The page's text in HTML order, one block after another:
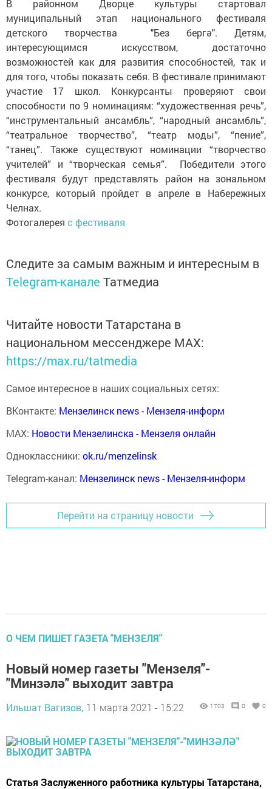
В районном Дворце культуры стартовал
муниципальный этап национального фестиваля
детского творчества
"Без бергә". Детям,
интересующимся искусством, достаточно
возможностей как для развития способностей, так и
для того, чтобы показать себя. В фестивале принимают
участие 17 школ. Конкурсанты проверяют свои
способности по 9 номинациям: “художественная речь”,
“инструментальный ансамбль”, “народный ансамбль”,
“театральное творчество”, “театр моды”, “пение”,
“танец”. Также существуют номинации “творчество
учителей” и “творческая семья”. Победители этого
фестиваля будут представлять район на зональном
конкурсе, который пройдет в апреле в Набережных
Челнах.
Фотогалерея с фестиваля
Следите за самым важным и интересным в
Telegram-канале Татмедиа
Читайте новости Татарстана в
национальном мессенджере MАХ:
https://max.ru/tatmedia
Самое интересное в наших социальных сетях:
ВКонтакте: Мензелинск news - Мензеля-информ
MAX: Новости Мензелинска - Мензеля онлайн
Одноклассники: ok.ru/menzelinsk
Telegram-канал: Мензелинск news - Мензеля-информ
Перейти на страницу новости
О ЧЕМ ПИШЕТ ГАЗЕТА "МЕНЗЕЛЯ"
Новый номер газеты "Мензеля"-
"Минзәлә" выходит завтра
Ильшат Вагизов, 11 марта 2021 - 15:22 1703 0 0
Статья Заслуженного работника культуры Татарстана,